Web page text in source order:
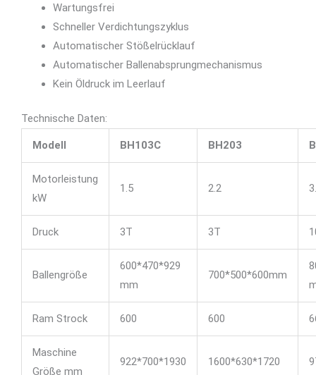
Wartungsfrei
Schneller Verdichtungszyklus
Automatischer Stößelrücklauf
Automatischer Ballenabsprungmechanismus
Kein Öldruck im Leerlauf
Technische Daten:
Modell BH103C BH203
Motorleistung
kW
1.5 2.2
Druck 3T 3T
Ballengröße
600*470*929
mm
700*500*600mm
Ram Strock 600 600
Maschine
Größe mm
922*700*1930 1600*630*1720